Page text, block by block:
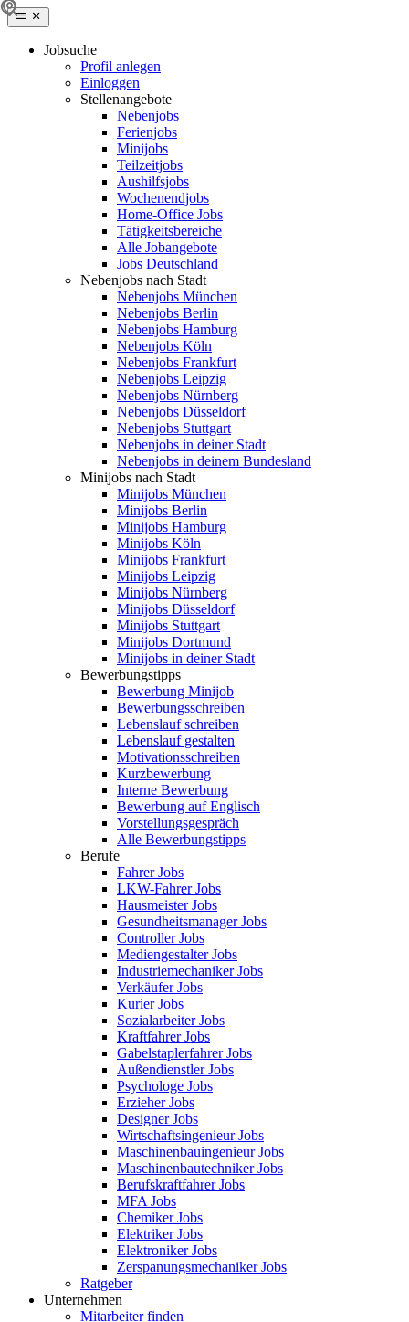
Jobsuche
Profil anlegen
Einloggen
Stellenangebote
Nebenjobs
Ferienjobs
Minijobs
Teilzeitjobs
Aushilfsjobs
Wochenendjobs
Home-Office Jobs
Tätigkeitsbereiche
Alle Jobangebote
Jobs Deutschland
Nebenjobs nach Stadt
Nebenjobs München
Nebenjobs Berlin
Nebenjobs Hamburg
Nebenjobs Köln
Nebenjobs Frankfurt
Nebenjobs Leipzig
Nebenjobs Nürnberg
Nebenjobs Düsseldorf
Nebenjobs Stuttgart
Nebenjobs in deiner Stadt
Nebenjobs in deinem Bundesland
Minijobs nach Stadt
Minijobs München
Minijobs Berlin
Minijobs Hamburg
Minijobs Köln
Minijobs Frankfurt
Minijobs Leipzig
Minijobs Nürnberg
Minijobs Düsseldorf
Minijobs Stuttgart
Minijobs Dortmund
Minijobs in deiner Stadt
Bewerbungstipps
Bewerbung Minijob
Bewerbungsschreiben
Lebenslauf schreiben
Lebenslauf gestalten
Motivationsschreiben
Kurzbewerbung
Interne Bewerbung
Bewerbung auf Englisch
Vorstellungsgespräch
Alle Bewerbungstipps
Berufe
Fahrer Jobs
LKW-Fahrer Jobs
Hausmeister Jobs
Gesundheitsmanager Jobs
Controller Jobs
Mediengestalter Jobs
Industriemechaniker Jobs
Verkäufer Jobs
Kurier Jobs
Sozialarbeiter Jobs
Kraftfahrer Jobs
Gabelstaplerfahrer Jobs
Außendienstler Jobs
Psychologe Jobs
Erzieher Jobs
Designer Jobs
Wirtschaftsingenieur Jobs
Maschinenbauingenieur Jobs
Maschinenbautechniker Jobs
Berufskraftfahrer Jobs
MFA Jobs
Chemiker Jobs
Elektriker Jobs
Elektroniker Jobs
Zerspanungsmechaniker Jobs
Ratgeber
Unternehmen
Mitarbeiter finden